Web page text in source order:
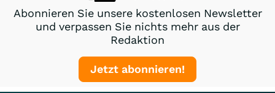
Abonnieren Sie unsere kostenlosen Newsletter
und verpassen Sie nichts mehr aus der
Redaktion
Jetzt abonnieren!